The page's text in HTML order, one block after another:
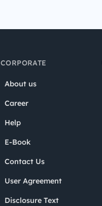
CORPORATE
About us
Career
Help
E-Book
Contact Us
User Agreement
Disclosure Text